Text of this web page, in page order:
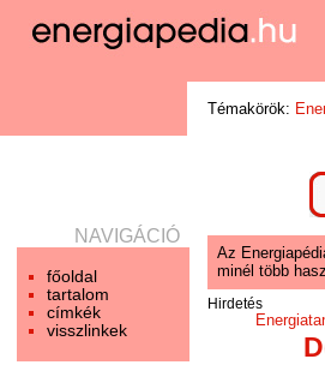
NAVIGÁCIÓ
főoldal
tartalom
címkék
visszlinkek
Témakörök:
Az
minél több
Hirdetés